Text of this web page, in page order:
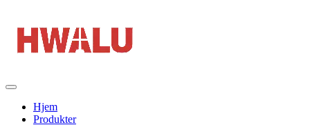
Hjem
Produkter